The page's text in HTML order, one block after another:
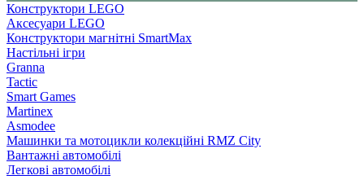
Конструктори LEGO
Аксесуари LEGO
Конструктори магнітні SmartMax
Настільні ігри
Granna
Tactic
Smart Games
Martinex
Asmodee
Машинки та мотоцикли колекційні RMZ City
Вантажні автомобілі
Легкові автомобілі